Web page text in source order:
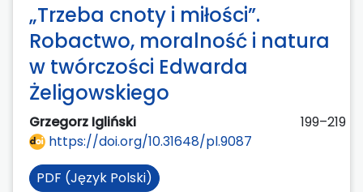
„Trzeba cnoty i miłości”.
Robactwo, moralność i natura
w twórczości Edwarda
Żeligowskiego
Grzegorz Igliński
199–219
https://doi.org/10.31648/pl.9087
PDF (Język Polski)